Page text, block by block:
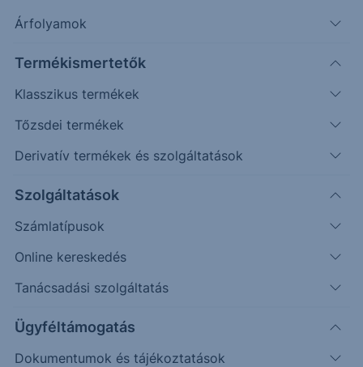
Árfolyamok
Termékismertetők
Klasszikus termékek
Tőzsdei termékek
Derivatív termékek és szolgáltatások
Szolgáltatások
Számlatípusok
Online kereskedés
Tanácsadási szolgáltatás
Ügyféltámogatás
Dokumentumok és tájékoztatások
További információk kérése
Erste Market Pro belépés
Deviza
EUR
Szektor
Régió
Észak-Amerika
Irány
Long
Kripto
-
Osztalékfizetés módja
Osztalék visszaforgató